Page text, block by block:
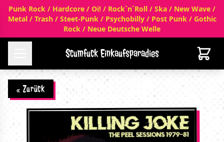
Punk Rock / Hardcore / Oi! / Rock`n´Roll / Ska / New Wave /
Metal / Trash / Steet-Punk / Psychobilly / Post Punk / Gothic
Rock / Neue Deutsche Welle
Scumfuck Einkaufsparadies
« Zurück